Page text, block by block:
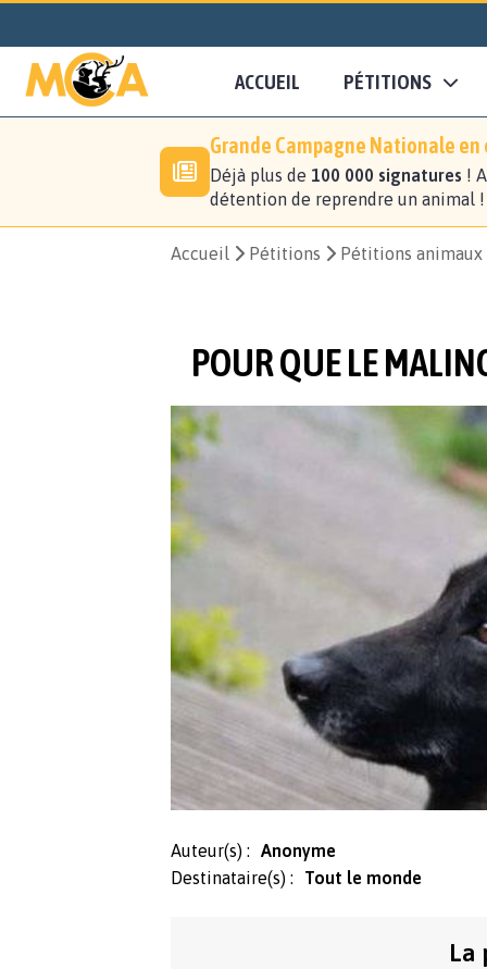
ACCUEIL PÉTITIONS
Grande Campagne Nationale en
Déjà plus de 100 000 signatures !
détention de reprendre un animal
Accueil Pétitions Pétitions animaux
POUR QUE LE
Auteur(s) :
Anonyme
Destinataire(s) :
Tout le monde
La